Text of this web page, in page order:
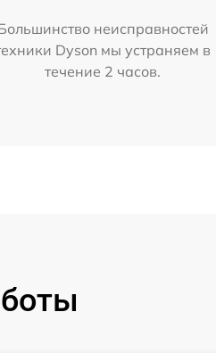
неисправностей
Dyson мы устраняем в
течение 2 часов.